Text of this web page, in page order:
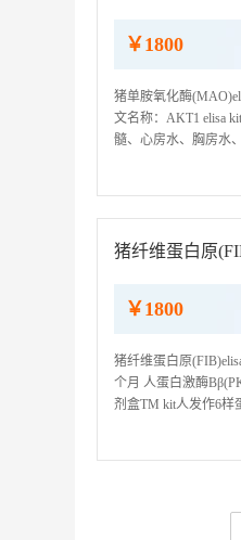
￥1800
猪单胺氧化酶
文名称：AKT1 elisa
髓、心房水、胸房水
猪纤维蛋白原
￥1800
猪纤维蛋白原
个月 人蛋白激酶
剂盒TM kit人发作6样